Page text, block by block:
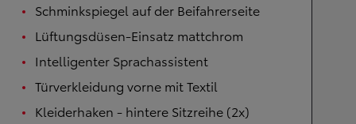
Schminkspiegel auf der Beifahrerseite
Lüftungsdüsen-Einsatz mattchrom
Intelligenter Sprachassistent
Türverkleidung vorne mit Textil
Kleiderhaken - hintere Sitzreihe (2x)